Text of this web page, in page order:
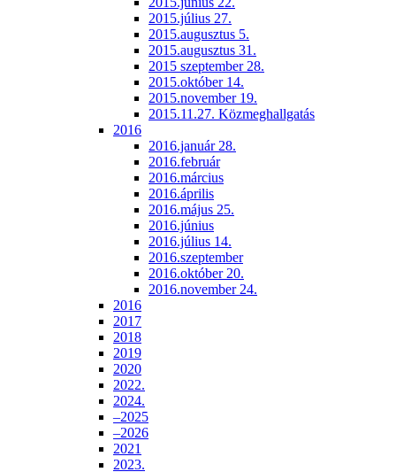
2015.július 27.
2015.augusztus 5.
2015.augusztus 31.
2015 szeptember 28.
2015.október 14.
2015.november 19.
2015.11.27. Közmeghallgatás
2016
2016.január 28.
2016.február
2016.március
2016.április
2016.május 25.
2016.június
2016.július 14.
2016.szeptember
2016.október 20.
2016.november 24.
2016
2017
2018
2019
2020
2022.
2024.
–2025
–2026
2021
2023.